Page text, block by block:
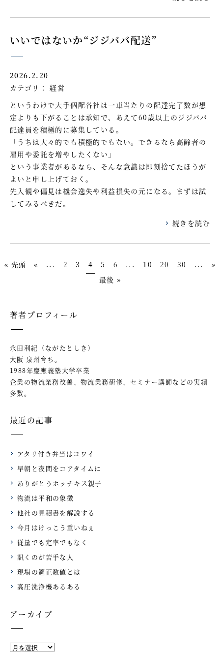
いいではないか“ジジババ配送”
2026.2.20
カテゴリ：経営
というわけで大手個配各社は一車当たりの配達完了数が想
定よりも下がることは承知で、あえて60歳以上のジジババ
配達員を積極的に募集している。
「うちは大々的でも積極的でもない。できるなら高齢者の
雇用や委託を増やしたくない」
という事業者があるなら、そんな意識は即刻捨てたほうが
よいと申し上げておく。
先入観や偏見は機会逸失や利益損失の元になる。まずは試
してみるべきだ。
続きを読む
« 先頭 « ... 2 3 4 5 6 ... 10 20 30 ...
»
最後 »
著者プロフィール
永田利紀（ながたとしき）
大阪 泉州育ち。
1988年慶應義塾大学卒業
企業の物流業務改善、物流業務研修、セミナー講師などの実績
多数。
最近の記事
アタリ付き弁当はコワイ
早朝と夜間をコアタイムに
ありがとうホッチキス親子
物流は平和の象徴
他社の見積書を解説する
今月はけっこう重いねぇ
従量でも定率でもなく
訊くのが苦手な人
現場の適正数値とは
高圧洗浄機あるある
アーカイブ